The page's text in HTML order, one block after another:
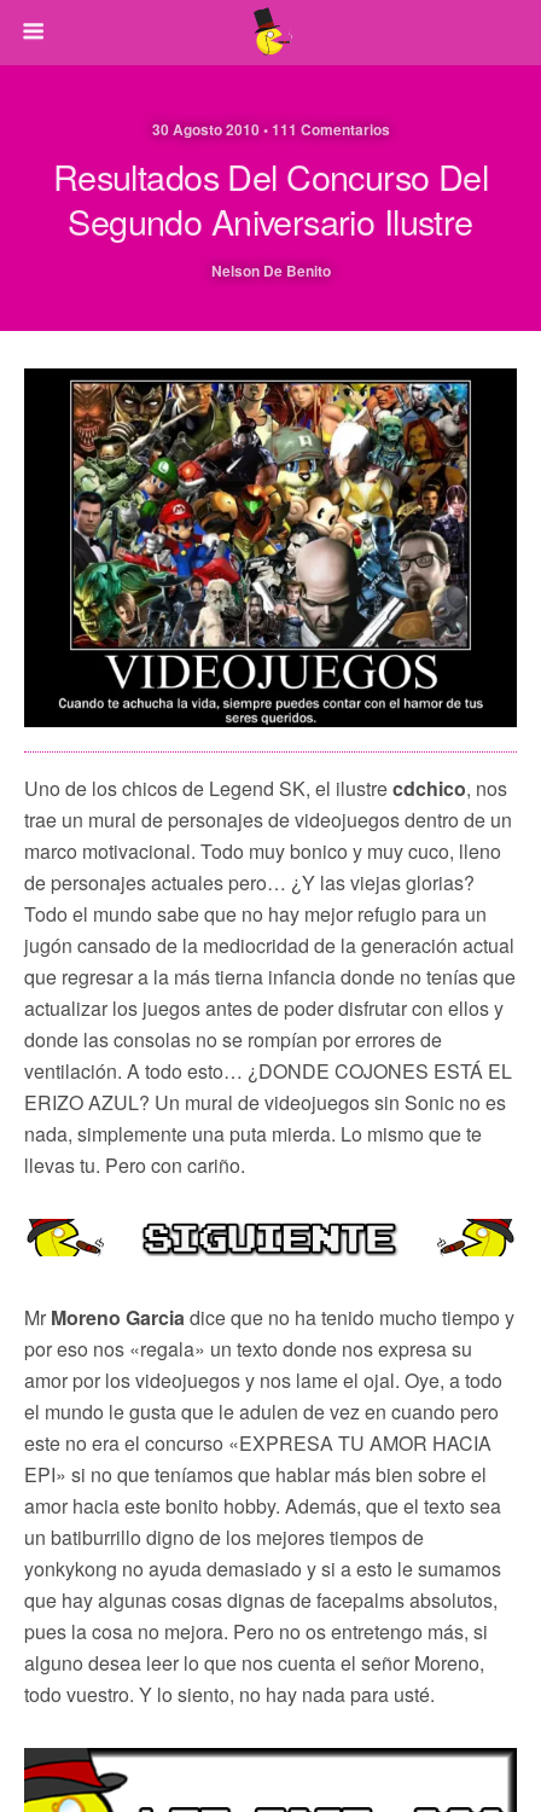
30 Agosto 2010 • 111 Comentarios
Resultados Del Concurso Del
Segundo Aniversario Ilustre
Nelson De Benito
Uno de los chicos de Legend SK, el ilustrecdchico, nos
trae un mural de personajes de videojuegos dentro de un
marco motivacional. Todo muy bonico y muy cuco, lleno
de personajes actuales pero… ¿Y las viejas glorias?
Todo el mundo sabe que no hay mejor refugio para un
jugón cansado de la mediocridad de la generación actual
que regresar a la más tierna infancia donde no tenías que
actualizar los juegos antes de poder disfrutar con ellos y
donde las consolas no se rompían por errores de
ventilación. A todo esto… ¿DONDE COJONES ESTÁ EL
ERIZO AZUL? Un mural de videojuegos sin Sonic no es
nada, simplemente una puta mierda. Lo mismo que te
llevas tu. Pero con cariño.
Mr Moreno Garciadice que no ha tenido mucho tiempo y
por eso nos «regala» un texto donde nos expresa su
amor por los videojuegos y nos lame el ojal. Oye, a todo
el mundo le gusta que le adulen de vez en cuando pero
este no era el concurso «EXPRESA TU AMOR HACIA
EPI» si no que teníamos que hablar más bien sobre el
amor hacia este bonito hobby. Además, que el texto sea
un batiburrillo digno de los mejores tiempos de
yonkykong no ayuda demasiado y si a esto le sumamos
que hay algunas cosas dignas de facepalms absolutos,
pues la cosa no mejora. Pero no os entretengo más, si
alguno desea leer lo que nos cuenta el señor Moreno,
todo vuestro. Y lo siento, no hay nada para usté.